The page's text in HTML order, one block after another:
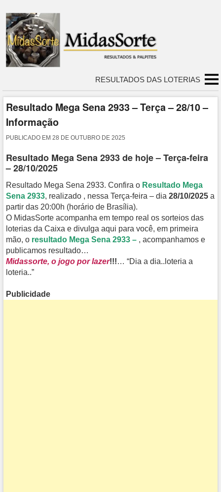
RESULTADOS DAS LOTERIAS
Resultado Mega Sena 2933 – Terça – 28/10 –
Informação
PUBLICADO EM28 DE OUTUBRO DE 2025
Resultado Mega Sena 2933 de hoje – Terça-feira
– 28/10/2025
Resultado Mega Sena 2933. Confira o Resultado Mega
Sena 2933, realizado , nessa Terça-feira – dia28/10/2025 a
partir das 20:00h (horário de Brasília).
O MidasSorte acompanha em tempo real os sorteios das
loterias da Caixa e divulga aqui para você, em primeira
mão, o resultado Mega Sena 2933 – , acompanhamos e
publicamos resultado…
Midassorte, o jogo por lazer!!!… “Dia a dia..loteria a
loteria..”
Publicidade